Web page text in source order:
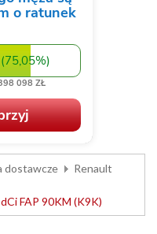
dostawcze
Renault
FAP 90KM (K9K)